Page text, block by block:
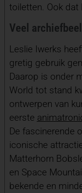
toiletten. Ook dat
Veel
Leslie Iwerks
gretig gebruik
Daarop is onder
World tot stand
ontwerpen van
eerste
De fascinerende
iconische
Matterhorn
en Space
bekende en